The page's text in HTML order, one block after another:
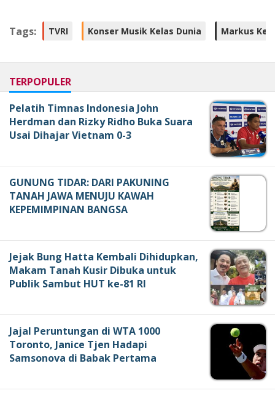
Tags: TVRI Konser Musik Kelas Dunia Markus
TERPOPULER
Pelatih Timnas Indonesia John
Herdman dan Rizky Ridho Buka Suara
Usai Dihajar Vietnam 0-3
GUNUNG TIDAR: DARI PAKUNING
TANAH JAWA MENUJU KAWAH
KEPEMIMPINAN BANGSA
Jejak Bung Hatta Kembali Dihidupkan,
Makam Tanah Kusir Dibuka untuk
Publik Sambut HUT ke-81 RI
Jajal Peruntungan di WTA 1000
Toronto, Janice Tjen Hadapi
Samsonova di Babak Pertama